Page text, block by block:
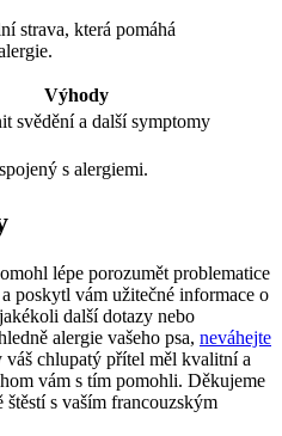
strava, která pomáhá
Výhody
svědění a další symptomy
s alergiemi.
lépe porozumět problematice
poskytl vám užitečné informace o
další dotazy nebo
alergie vašeho psa, neváhejte
váš chlupatý přítel měl kvalitní a
vám s tím pomohli. Děkujeme
štěstí s vaším francouzským